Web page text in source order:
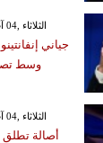
GMT 09:05 2026 الثلاثاء ,04 آب / أغسطس
جياني
وسط
GMT 06:38 2026 الثلاثاء ,04 آب / أغسطس
أصالة تطلق